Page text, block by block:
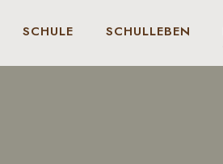
SCHULE SCHULLEBEN